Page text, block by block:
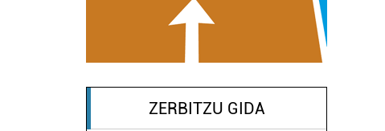
ZERBITZU GIDA